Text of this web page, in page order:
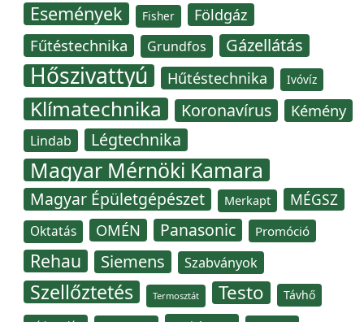
Események Fisher Földgáz
Fűtéstechnika Grundfos Gázellátás
Hőszivattyú Hűtéstechnika Ivóvíz
Klímatechnika Koronavírus Kémény
Lindab Légtechnika
Magyar Mérnöki Kamara
Magyar Épületgépészet Merkapt MÉGSZ
Oktatás OMÉN Panasonic Promóció
Rehau Siemens Szabványok
Szellőztetés Termosztát Testo Távhő